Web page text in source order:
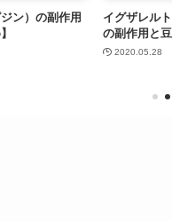
ン）の副作用
イグザレル
の副作用と
2020.05.28